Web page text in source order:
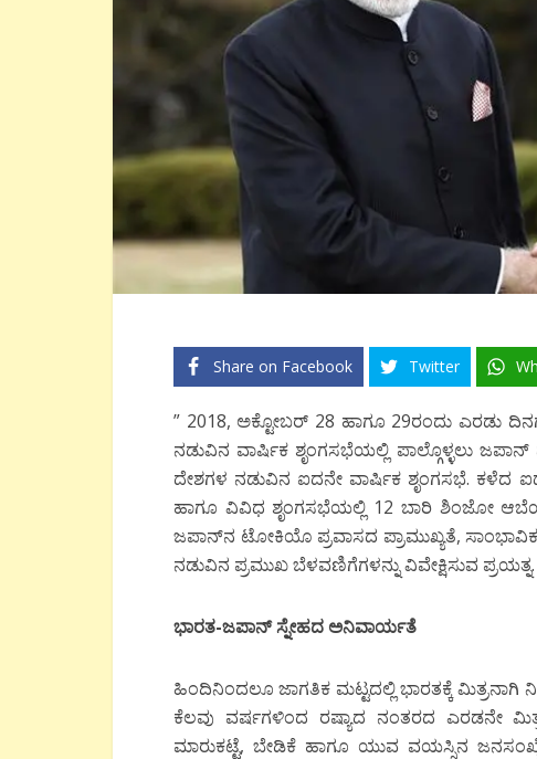
Share on Facebook Twitter
” 2018, ಅಕ್ಟೋಬರ್ 28 ಹಾಗೂ 29ರಂದು ಎರಡು
ನಡುವಿನ ವಾರ್ಷಿಕ ಶೃಂಗಸಭೆಯಲ್ಲಿ ಪಾಲ್ಗೊಳ್ಳಲು
ದೇಶಗಳ ನಡುವಿನ ಐದನೇ ವಾರ್ಷಿಕ ಶೃಂಗಸಭೆ. ಕಳೆದ
ಹಾಗೂ ವಿವಿಧ ಶೃಂಗಸಭೆಯಲ್ಲಿ 12 ಬಾರಿ ಶಿಂಜೋ
ಜಪಾನ್‍ನ ಟೋಕಿಯೊ ಪ್ರವಾಸದ ಪ್ರಾಮುಖ್ಯತೆ,
ನಡುವಿನ ಪ್ರಮುಖ ಬೆಳವಣಿಗೆಗಳನ್ನು ವಿವೇಕ್ಷಿಸುವ
ಭಾರತ-ಜಪಾನ್ ಸ್ನೇಹದ ಅನಿವಾರ್ಯತೆ
ಹಿಂದಿನಿಂದಲೂ ಜಾಗತಿಕ ಮಟ್ಟದಲ್ಲಿ ಭಾರತಕ್ಕೆ ಮಿತ್ರನಾಗಿ
ಕೆಲವು ವರ್ಷಗಳಿಂದ ರಷ್ಯಾದ ನಂತರದ ಎರಡನೇ ಮಿತ್ರ
ಮಾರುಕಟ್ಟೆ, ಬೇಡಿಕೆ ಹಾಗೂ ಯುವ ವಯಸ್ಸಿನ